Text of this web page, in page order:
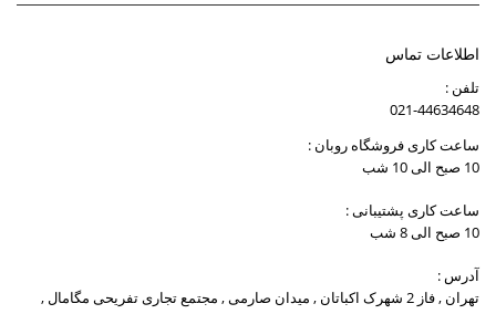
اطلاعات تماس
تلفن :
021-44634648
ساعت کاری فروشگاه روبان :
10 صبح الی 10 شب
ساعت کاری پشتیبانی :
10 صبح الی 8 شب
آدرس :
تهران , فاز 2 شهرک اکباتان , میدان صارمی , مجتمع تجاری تفریحی مگامال ,